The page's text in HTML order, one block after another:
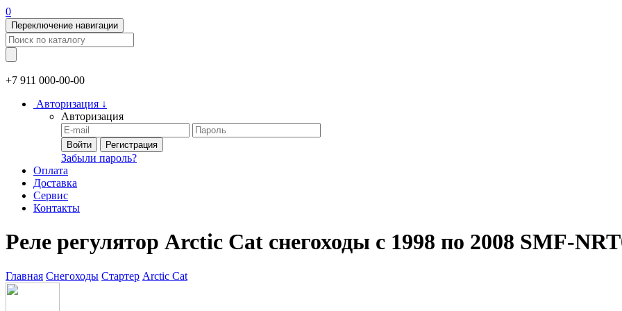
0
Переключение навигации
+7 911 000-00-00
Авторизация ↓
Авторизация
Войти Регистрация
Забыли пароль?
Оплата
Доставка
Сервис
Контакты
Реле регулятор Arctic Cat снегоходы с 1998 по 2008 SMF-
Главная Снегоходы Стартер Arctic Cat